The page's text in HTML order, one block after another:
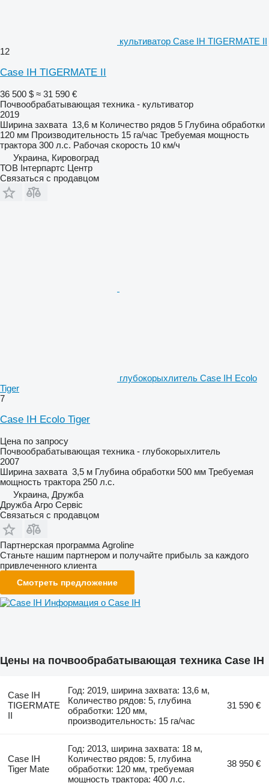
культиватор Case IH TIGERMATE II
12
Case IH TIGERMATE II
36 500 $ ≈ 31 590 €
Почвообрабатывающая техника - культиватор
2019
Ширина захвата 13,6 м Количество рядов 5 Глубина обработки
120 мм Производительность 15 га/час Требуемая мощность
трактора 300 л.с. Рабочая скорость 10 км/ч
Украина, Кировоград
ТОВ Інтерпартс Центр
Связаться с продавцом
глубокорыхлитель Case IH Ecolo
Tiger
7
Case IH Ecolo Tiger
Цена по запросу
Почвообрабатывающая техника - глубокорыхлитель
2007
Ширина захвата 3,5 м Глубина обработки 500 мм Требуемая
мощность трактора 250 л.с.
Украина, Дружба
Дружба Агро Сервіс
Связаться с продавцом
Партнерская программа Agroline
Станьте нашим партнером и получайте прибыль за каждого
привлеченного клиента
Смотреть предложение
Информация о Case IH
Цены на почвообрабатывающая техника Case IH
Case IH
TIGERMATE
II
Год: 2019, ширина захвата: 13,6 м,
Количество рядов: 5, глубина
обработки: 120 мм,
производительность: 15 га/час
31 590 €
Case IH
Tiger Mate
Год: 2013, ширина захвата: 18 м,
Количество рядов: 5, глубина
обработки: 120 мм, требуемая
мощность трактора: 400 л.с.
38 950 €